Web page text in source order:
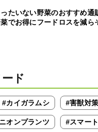
ったいない野菜のおすすめ通
でお得にフードロスを減ら
ド
#カイガラムシ #害獣対策
オンプランツ #スマー